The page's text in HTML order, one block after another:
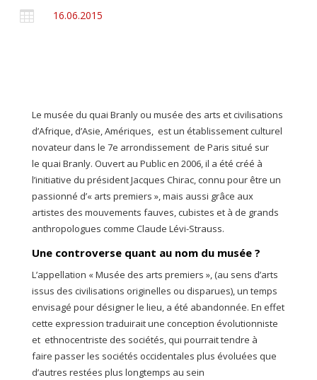
 16.06.2015
Le musée du quai Branly ou musée des arts et civilisations
d’Afrique, d’Asie, Amériques, est un établissement culturel
novateur dans le 7e arrondissement de Paris situé sur
le quai Branly. Ouvert au Public en 2006, il a été créé à
l’initiative du président Jacques Chirac, connu pour être un
passionné d’« arts premiers », mais aussi grâce aux
artistes des mouvements fauves, cubistes et à de grands
anthropologues comme Claude Lévi-Strauss.
Une controverse quant au nom du musée ?
L’appellation « Musée des arts premiers », (au sens d’arts
issus des civilisations originelles ou disparues), un temps
envisagé pour désigner le lieu, a été abandonnée. En effet
cette expression traduirait une conception évolutionniste
et ethnocentriste des sociétés, qui pourrait tendre à
faire passer les sociétés occidentales plus évoluées que
d’autres restées plus longtemps au sein